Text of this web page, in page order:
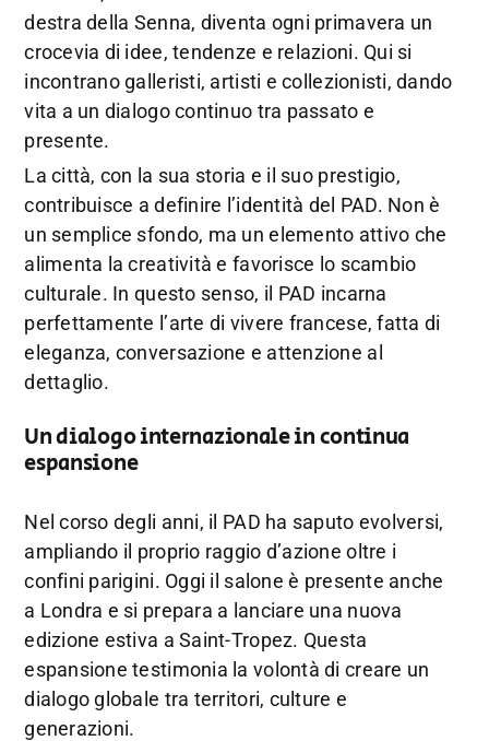
destra della Senna, diventa ogni primavera un
crocevia di idee, tendenze e relazioni. Qui si
incontrano galleristi, artisti e collezionisti, dando
vita a un dialogo continuo tra passato e
presente.
La città, con la sua storia e il suo prestigio,
contribuisce a definire l’identità del PAD. Non è
un semplice sfondo, ma un elemento attivo che
alimenta la creatività e favorisce lo scambio
culturale. In questo senso, il PAD incarna
perfettamente l’arte di vivere francese, fatta di
eleganza, conversazione e attenzione al
dettaglio.
Un dialogo internazionale in continua
espansione
Nel corso degli anni, il PAD ha saputo evolversi,
ampliando il proprio raggio d’azione oltre i
confini parigini. Oggi il salone è presente anche
a Londra e si prepara a lanciare una nuova
edizione estiva a Saint-Tropez. Questa
espansione testimonia la volontà di creare un
dialogo globale tra territori, culture e
generazioni.